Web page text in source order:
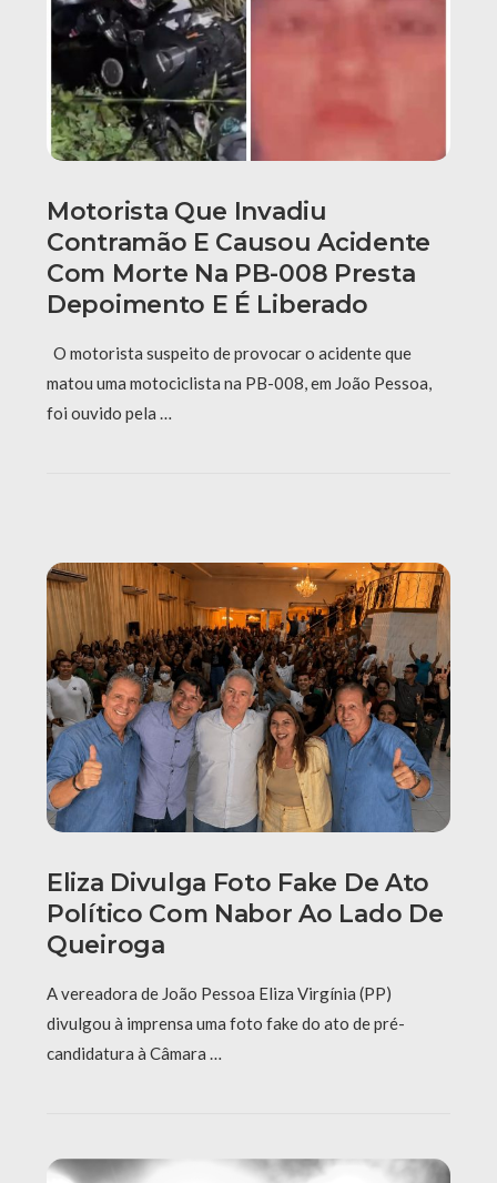
Motorista Que Invadiu
Contramão E Causou Acidente
Com Morte Na PB-008 Presta
Depoimento E É Liberado
O motorista suspeito de provocar o acidente que
matou uma motociclista na PB-008, em João Pessoa,
foi ouvido pela …
Eliza Divulga Foto Fake De Ato
Político Com Nabor Ao Lado De
Queiroga
A vereadora de João Pessoa Eliza Virgínia (PP)
divulgou à imprensa uma foto fake do ato de pré-
candidatura à Câmara …